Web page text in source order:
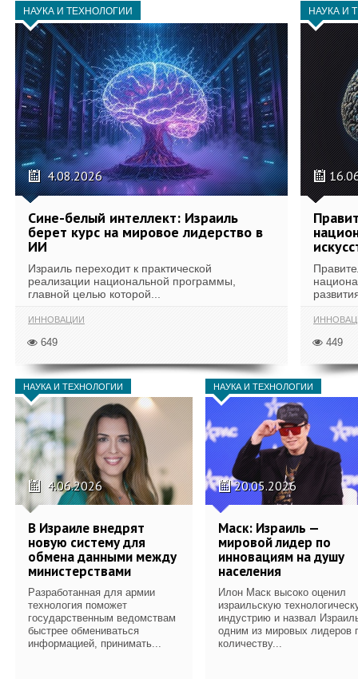
НАУКА И ТЕХНОЛОГИИ
4.08.2026
Сине-белый интеллект: Израиль
берет курс на мировое лидерство в
ИИ
Израиль переходит к практической
реализации национальной программы,
главной целью которой...
ИННОВАЦИИ
649
НАУКА И
449
НАУКА И ТЕХНОЛОГИИ
4.06.2026
В Израиле внедрят
новую систему для
обмена данными между
министерствами
Разработанная для армии
технология поможет
государственным ведомствам
быстрее обмениваться
информацией, принимать...
НАУКА И ТЕХНОЛОГИИ
20.05.2026
Маск: Израиль —
мировой лидер по
инновациям на душу
населения
Илон Маск высоко оценил
израильскую
индустрию и назвал
одним из мировых лидеров
количеству...